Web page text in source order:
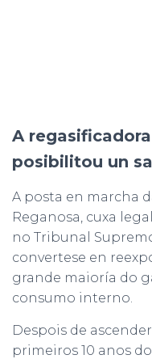
A
posibilitou un
A posta en marcha
Reganosa, cuxa
no Tribunal
convertese en
grande maioría do
consumo interno.
Despois de
primeiros 10 anos